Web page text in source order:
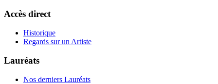
Accès direct
Historique
Regards sur un Artiste
Lauréats
Nos derniers Lauréats